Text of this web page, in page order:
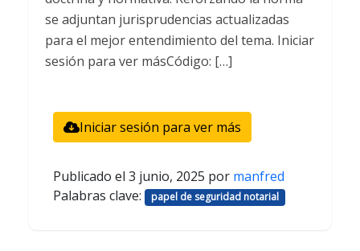
se adjuntan jurisprudencias actualizadas
para el mejor entendimiento del tema. Iniciar
sesión para ver másCódigo: […]
Iniciar sesión para ver más
Publicado el 3 junio, 2025 por manfred
Palabras clave:
papel de seguridad notarial